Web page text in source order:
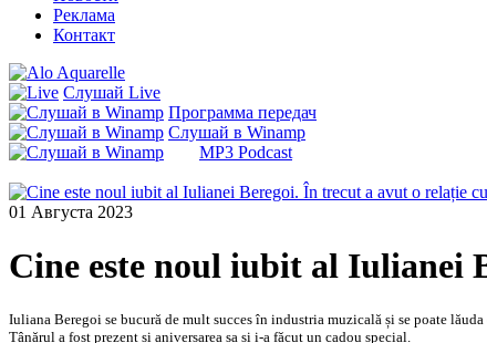
Реклама
Контакт
Слушай Live
Программа передач
Слушай в Winamp
MP3 Podcast
01 Августа 2023
Cine este noul iubit al Iulianei
Iuliana Beregoi se bucură de mult succes în industria muzicală și se poate
Tânărul a fost prezent și aniversarea sa și i-a făcut un cadou special.